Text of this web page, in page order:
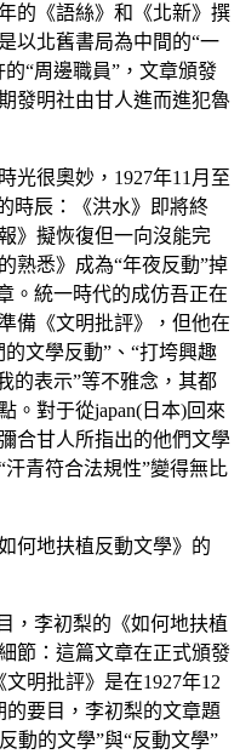
的《語絲》和《北新》撰
以北舊書局為中間的“一
“周邊職員”，文章頒發
發明社由甘人進而進犯魯
光很奧妙，1927年11月至
時辰：《洪水》即將終
》擬恢復但一向沒能完
熟悉》成為“年夜反動”掉
。統一時代的成仿吾正在
備《文明批評》，但他在
文學反動”、“打垮興趣
的表示”等不雅念，其都
。對于從japan(日本)回來
合甘人所指出的他們文學
青符合法規性”變得無比
何地扶植反動文學》的
，李初梨的《如何地扶植
節：這篇文章在正式頒發
明批評》是在1927年12
的要目，李初梨的文章題
動的文學”與“反動文學”